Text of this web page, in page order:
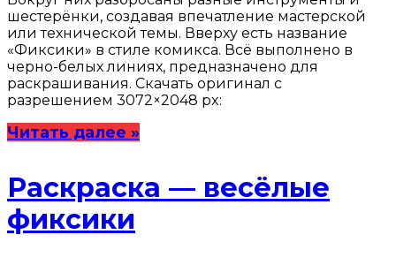
шестерёнки, создавая впечатление мастерской
или технической темы. Вверху есть название
«Фиксики» в стиле комикса. Всё выполнено в
черно-белых линиях, предназначено для
раскрашивания. Скачать оригинал с
разрешением 3072×2048 px:
Читать далее »
Раскраска — весёлые
фиксики